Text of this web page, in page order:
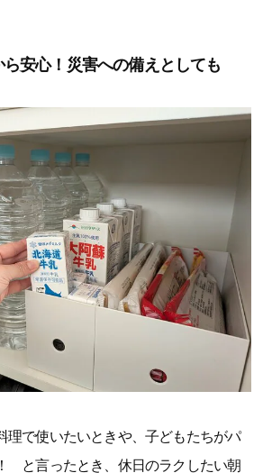
安心！災害への備えとしても
理で使いたいときや、子どもたちがパ
と言ったとき、休日のラクしたい朝